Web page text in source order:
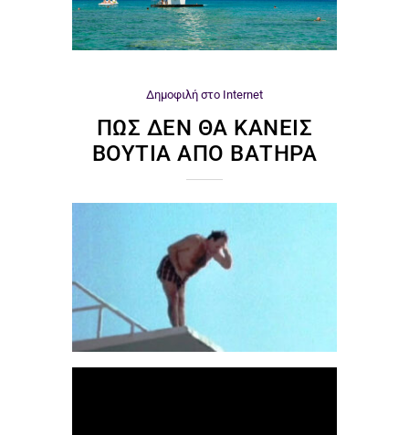
Δημοφιλή στο Internet
ΠΩΣ ΔΕΝ ΘΑ ΚΆΝΕΙΣ
ΒΟΥΤΙΆ ΑΠΌ ΒΑΤΉΡΑ